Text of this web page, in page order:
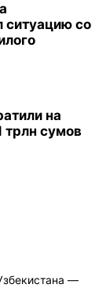
ситуацию со
на
трлн сумов
—